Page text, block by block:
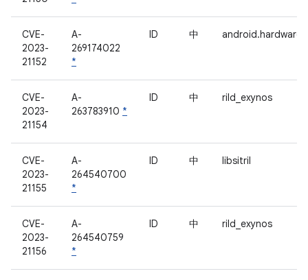
CVE-
2023-
21152
A-
269174022
*
ID 中
CVE-
2023-
21154
A-
263783910 *
ID 中 rild_exynos
CVE-
2023-
21155
A-
264540700
*
ID 中 libsitril
CVE-
2023-
21156
A-
264540759
*
ID 中 rild_exynos